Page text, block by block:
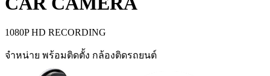
1080P HD RECORDING
จำหน่าย พร้อมติดตั้ง กล้องติดรถยนต์